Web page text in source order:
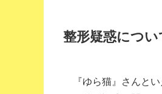
整形疑惑につい
『ゆら猫』さんと